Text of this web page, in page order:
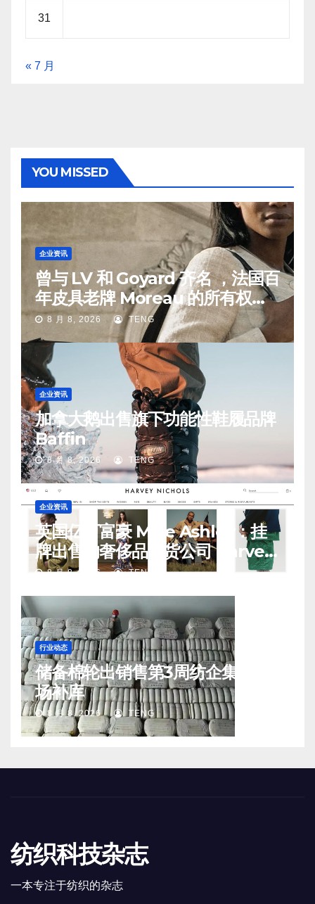
31
« 7 月
YOU MISSED
企业资讯
曾与 LV 和 Goyard 齐名 ，法国百
年皮具老牌 Moreau 的所有权易
手8 月 8, 2026 TENG
企业资讯
加拿大鹅出售旗下功能性鞋履品牌
Baffin
8 月 8, 2026 TENG
企业资讯
英国亿万富豪 Mike Ashley：挂
牌出售的奢侈品百货公司 Harvey
Nichols 正陷入“死亡螺旋”
8 月 8, 2026 TENG
行业动态
储备棉轮出销售第3周纺企集中入
场补库
8 月 8, 2026 TENG
纺织科技杂志
一本专注于纺织的杂志